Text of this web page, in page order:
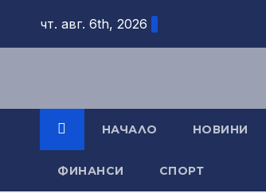
чт. авг. 6th, 2026
НАЧАЛО НОВИНИ
ФИНАНСИ СПОРТ